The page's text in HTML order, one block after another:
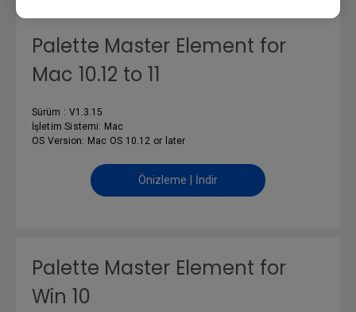
Palette Master Element for
Mac 10.12 to 11
Sürüm : V1.3.15
İşletim Sistemi: Mac
OS Version: Mac OS 10.12 or later
Önizleme | İndir
Palette Master Element for
Win 10